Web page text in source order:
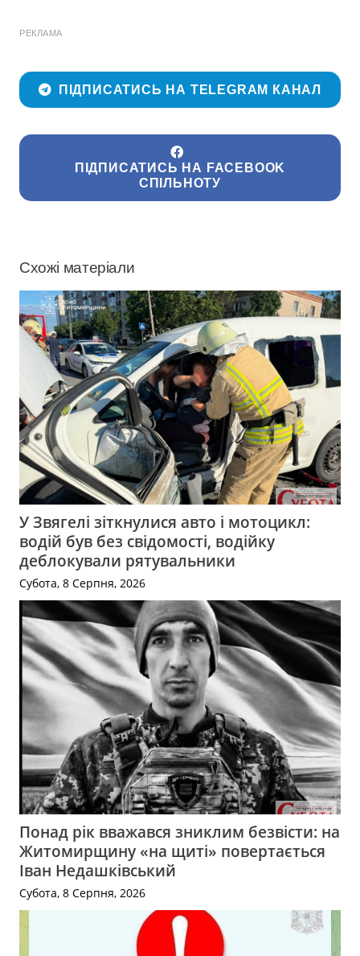
РЕКЛАМА
ПІДПИСАТИСЬ НА TELEGRAM КАНАЛ
ПІДПИСАТИСЬ НА FACEBOOK
СПІЛЬНОТУ
Схожі матеріали
У Звягелі зіткнулися авто і мотоцикл:
водій був без свідомості, водійку
деблокували рятувальники
Субота, 8 Серпня, 2026
Понад рік вважався зниклим безвісти: на
Житомирщину «на щиті» повертається
Іван Недашківський
Субота, 8 Серпня, 2026